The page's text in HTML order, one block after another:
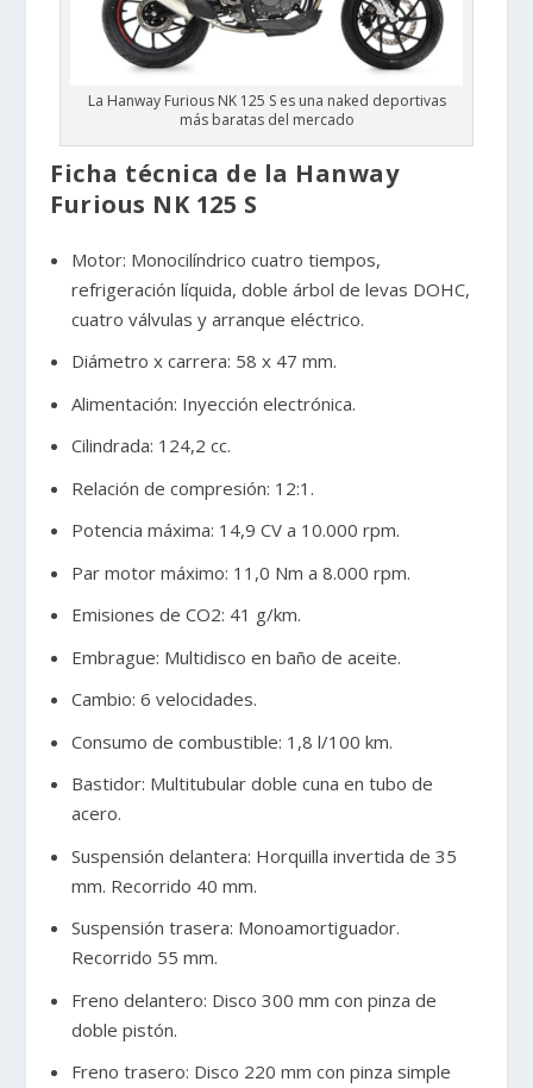
La Hanway Furious NK 125 S es una naked deportivas
más baratas del mercado
Ficha técnica de la Hanway
Furious NK 125 S
Motor: Monocilíndrico cuatro tiempos,
refrigeración líquida, doble árbol de levas DOHC,
cuatro válvulas y arranque eléctrico.
Diámetro x carrera: 58 x 47 mm.
Alimentación: Inyección electrónica.
Cilindrada: 124,2 cc.
Relación de compresión: 12:1.
Potencia máxima: 14,9 CV a 10.000 rpm.
Par motor máximo: 11,0 Nm a 8.000 rpm.
Emisiones de CO2: 41 g/km.
Embrague: Multidisco en baño de aceite.
Cambio: 6 velocidades.
Consumo de combustible: 1,8 l/100 km.
Bastidor: Multitubular doble cuna en tubo de
acero.
Suspensión delantera: Horquilla invertida de 35
mm. Recorrido 40 mm.
Suspensión trasera: Monoamortiguador.
Recorrido 55 mm.
Freno delantero: Disco 300 mm con pinza de
doble pistón.
Freno trasero: Disco 220 mm con pinza simple